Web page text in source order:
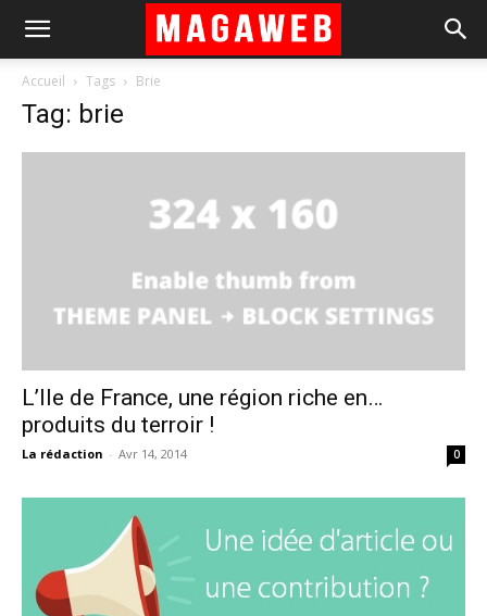
Accueil Tags Brie
Tag: brie
L’Ile de France, une région riche en…
produits du terroir !
La rédaction - Avr 14, 2014 0